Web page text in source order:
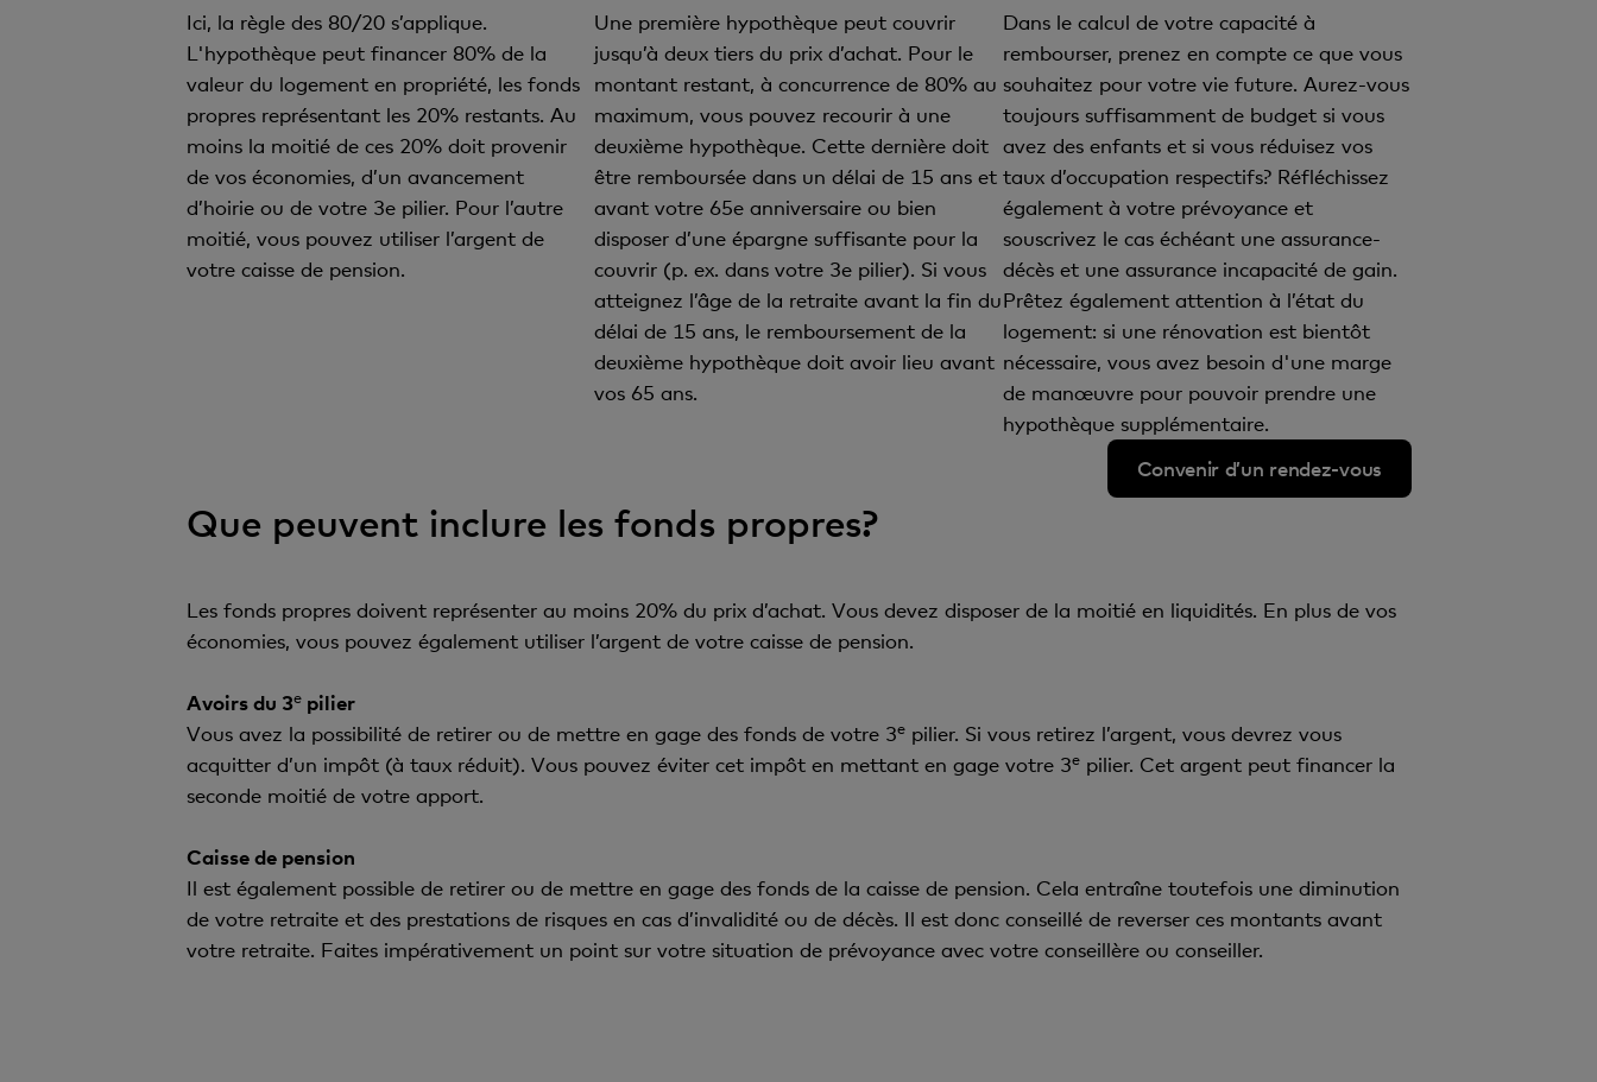
Ici, la règle des 80/20 s’applique.
L'hypothèque peut financer 80% de la
valeur du logement en propriété, les fonds
propres représentant les 20% restants. Au
moins la moitié de ces 20% doit provenir
de vos économies, d’un avancement
d’hoirie ou de votre 3e pilier. Pour l’autre
moitié, vous pouvez utiliser l’argent de
votre caisse de pension.
Une première hypothèque peut couvrir
jusqu’à deux tiers du prix d’achat. Pour le
montant restant, à concurrence de 80% au
maximum, vous pouvez recourir à une
deuxième hypothèque. Cette dernière doit
être remboursée dans un délai de 15 ans et
avant votre 65e anniversaire ou bien
disposer d’une épargne suffisante pour la
couvrir (p. ex. dans votre 3e pilier). Si vous
atteignez l’âge de la retraite avant la fin du
délai de 15 ans, le remboursement de la
deuxième hypothèque doit avoir lieu avant
vos 65 ans.
Dans le calcul de votre capacité à
rembourser, prenez en compte ce que vous
souhaitez pour votre vie future. Aurez-vous
toujours suffisamment de budget si vous
avez des enfants et si vous réduisez vos
taux d’occupation respectifs? Réfléchissez
également à votre prévoyance et
souscrivez le cas échéant une assurance-
décès et une assurance incapacité de gain.
Prêtez également attention à l’état du
logement: si une rénovation est bientôt
nécessaire, vous avez besoin d'une marge
de manœuvre pour pouvoir prendre une
hypothèque supplémentaire.
Convenir d’un rendez-vous
Que peuvent inclure les fonds propres?
Les fonds propres doivent représenter au moins 20% du prix d’achat. Vous devez disposer de la moitié en liquidités. En plus de vos
économies, vous pouvez également utiliser l’argent de votre caisse de pension.
Avoirs du 3epilier
Vous avez la possibilité de retirer ou de mettre en gage des fonds de votre 3epilier. Si vous retirez l’argent, vous devrez vous
acquitter d’un impôt (à taux réduit). Vous pouvez éviter cet impôt en mettant en gage votre 3epilier. Cet argent peut financer la
seconde moitié de votre apport.
Caisse de pension
Il est également possible de retirer ou de mettre en gage des fonds de la caisse de pension. Cela entraîne toutefois une diminution
de votre retraite et des prestations de risques en cas d’invalidité ou de décès. Il est donc conseillé de reverser ces montants avant
votre retraite. Faites impérativement un point sur votre situation de prévoyance avec votre conseillère ou conseiller.